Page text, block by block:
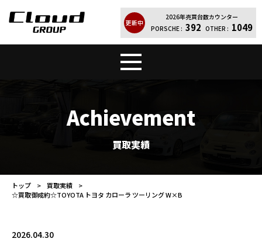
更新中
2026年売買台数カウンター
PORSCHE : 392 OTHER : 1049
店舗案内 会社紹介
Achievement
買取実績
トップ
買取実績
☆買取御成約☆TOYOTA トヨタ カローラ ツーリング W×B
2026.04.30